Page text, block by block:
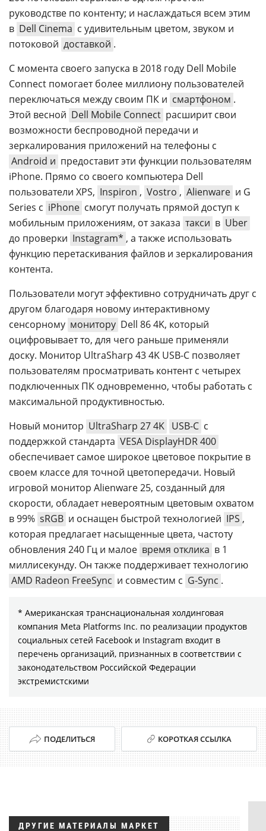
руководстве по контенту; и наслаждаться всем этим
в Dell Cinema с удивительным цветом, звуком и
потоковой доставкой .
С момента своего запуска в 2018 году Dell Mobile
Connect помогает более миллиону пользователей
переключаться между своим ПК и смартфоном .
Этой весной Dell Mobile Connect расширит свои
возможности беспроводной передачи и
зеркалирования приложений на телефоны с
Android и предоставит эти функции пользователям
iPhone. Прямо со своего компьютера Dell
пользователи XPS, Inspiron , Vostro , Alienware и G
Series с iPhone смогут получать прямой доступ к
мобильным приложениям, от заказа такси в Uber
до проверки Instagram* , а также использовать
функцию перетаскивания файлов и зеркалирования
контента.
Пользователи могут эффективно сотрудничать друг с
другом благодаря новому интерактивному
сенсорному монитору Dell 86 4K, который
оцифровывает то, для чего раньше применяли
доску. Монитор UltraSharp 43 4K USB-C позволяет
пользователям просматривать контент с четырех
подключенных ПК одновременно, чтобы работать с
максимальной продуктивностью.
Новый монитор UltraSharp 27 4K USB-C с
поддержкой стандарта VESA DisplayHDR 400
обеспечивает самое широкое цветовое покрытие в
своем классе для точной цветопередачи. Новый
игровой монитор Alienware 25, созданный для
скорости, обладает невероятным цветовым охватом
в 99% sRGB и оснащен быстрой технологией IPS ,
которая предлагает насыщенные цвета, частоту
обновления 240 Гц и малое время отклика в 1
миллисекунду. Он также поддерживает технологию
AMD Radeon FreeSync и совместим с G-Sync .
* Американская транснациональная холдинговая
компания Meta Platforms Inc. по реализации продуктов
социальных сетей Facebook и Instagram входит в
перечень организаций, признанных в соответствии с
законодательством Российской Федерации
экстремистскими
ПОДЕЛИТЬСЯ КОРОТКАЯ ССЫЛКА
ДРУГИЕ МАТЕРИАЛЫ МАРКЕТ